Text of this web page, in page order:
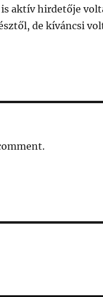
aktív hirdetője
de kíváncsi